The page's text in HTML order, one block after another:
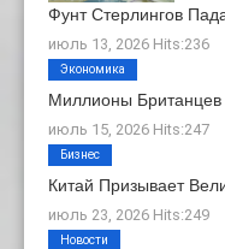
Фунт Стерлингов
июль 13, 2026 Hits:236
Миллионы
июль 15, 2026 Hits:247
Экономика
Китай Призывает
июль 23, 2026 Hits:249
Бизнес
Новости